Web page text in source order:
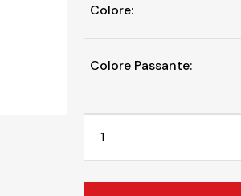
Colore:
Colore Passante: